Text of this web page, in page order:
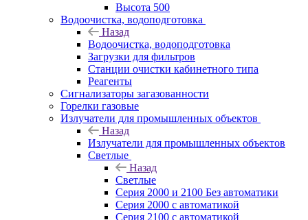
Высота 500
Водоочистка, водоподготовка
Назад
Водоочистка, водоподготовка
Загрузки для фильтров
Станции очистки кабинетного типа
Реагенты
Сигнализаторы загазованности
Горелки газовые
Излучатели для промышленных объектов
Назад
Излучатели для промышленных объектов
Светлые
Назад
Светлые
Серия 2000 и 2100 Без автоматики
Серия 2000 с автоматикой
Серия 2100 с автоматикой